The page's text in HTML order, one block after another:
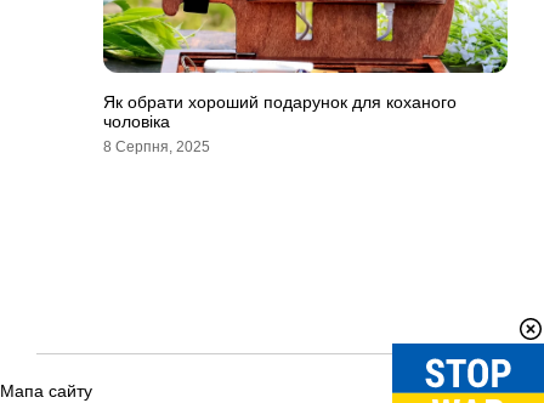
Як обрати хороший подарунок для коханого
чоловіка
8 Серпня, 2025
Мапа сайту